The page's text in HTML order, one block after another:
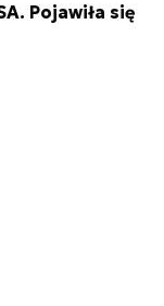
Pojawiła się